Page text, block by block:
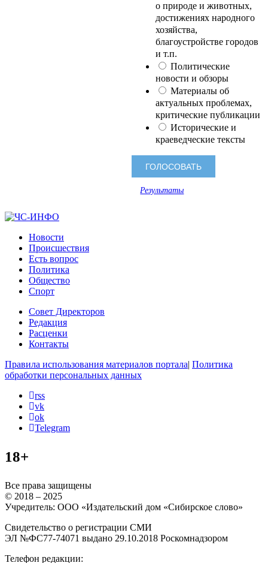
о природе и животных,
достижениях народного
хозяйства,
благоустройстве городов
и т.п.
Политические
новости и обзоры
Материалы об
актуальных проблемах,
критические публикации
Исторические и
краеведческие тексты
Результаты
Новости
Происшествия
Есть вопрос
Политика
Общество
Спорт
Совет Директоров
Редакция
Расценки
Контакты
Правила использования материалов портала| Политика
обработки персональных данных
rss
vk
ok
Telegram
18+
Все права защищены
© 2018 – 2025
Учредитель: ООО «Издательский дом «Сибирское слово»
Свидетельство о регистрации СМИ
ЭЛ №ФС77-74071 выдано 29.10.2018 Роскомнадзором
Телефон редакции: